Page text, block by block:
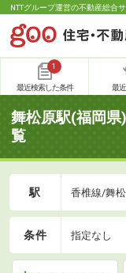
NTTグループ運営の不動産総合
1
最近検索した条件 最
舞松原駅(福岡県
覧
駅 香椎線/舞
条件 指定なし